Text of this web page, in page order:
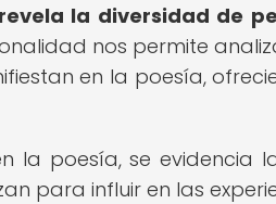
la diversidad de
nos permite
en la poesía,
la poesía, se evidencia
para influir en las